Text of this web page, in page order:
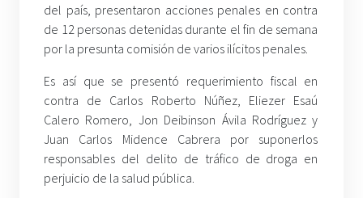
del país, presentaron acciones penales en contra
de 12 personas detenidas durante el fin de semana
por la presunta comisión de varios ilícitos penales.
Es así que se presentó requerimiento fiscal en
contra de Carlos Roberto Núñez, Eliezer Esaú
Calero Romero, Jon Deibinson Ávila Rodríguez y
Juan Carlos Midence Cabrera por suponerlos
responsables del delito de tráfico de droga en
perjuicio de la salud pública.